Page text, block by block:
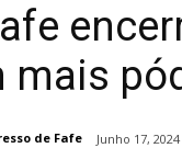
mais
de Fafe Junho 17, 2024